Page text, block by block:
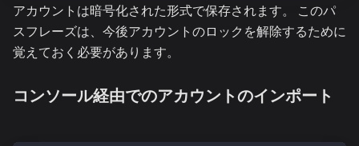
アカウントは暗号化された形式で保存されます。 このパ
スフレーズは、今後アカウントのロックを解除するために
覚えておく必要があります。
コンソール経由でのアカウントのインポート